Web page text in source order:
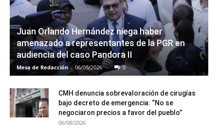
Juan Orlando Hernández niega haber
amenazado a representantes de la PGR en
audiencia del caso Pandora II
Mesa de Redacción - 06/08/2026 0
CMH denuncia sobrevaloración de cirugías
bajo decreto de emergencia: “No se
negociaron precios a favor del pueblo”
06/08/2026